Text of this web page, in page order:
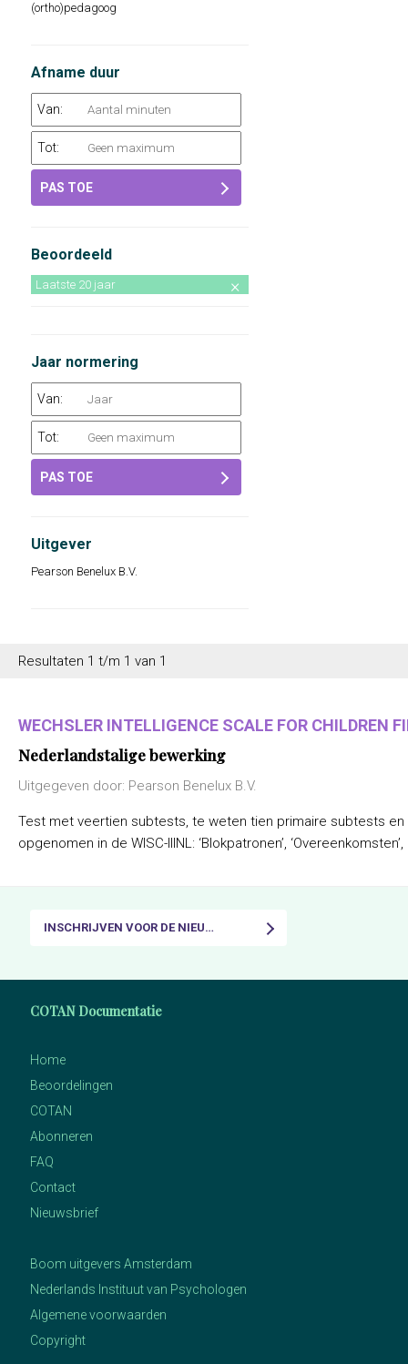
(ortho)pedagoog
Afname duur
Van:
Tot:
PAS TOE
Beoordeeld
Laatste 20 jaar
Jaar normering
Van:
Tot:
PAS TOE
Uitgever
Pearson Benelux B.V.
Resultaten 1 t/m 1 van 1
WECHSLER INTELLIGENCE SCALE FOR CHILDREN
Nederlandstalige bewerking
Uitgegeven door: Pearson Benelux B.V.
Test met veertien subtests, te weten tien primaire subtests
opgenomen in de WISC-IIINL: ‘Blokpatronen’,
INSCHRIJVEN VOOR DE NIEUWSBRIEF
COTAN Documentatie
Home
Beoordelingen
COTAN
Abonneren
FAQ
Contact
Nieuwsbrief
Boom uitgevers Amsterdam
Nederlands Instituut van Psychologen
Algemene voorwaarden
Copyright